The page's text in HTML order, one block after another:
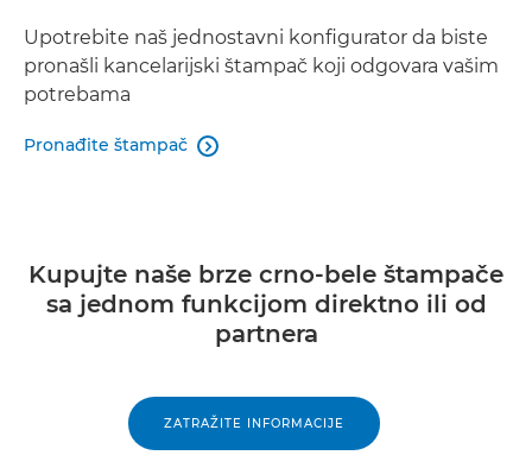
Upotrebite naš jednostavni konfigurator da biste
pronašli kancelarijski štampač koji odgovara vašim
potrebama
Pronađite štampač 
Kupujte naše brze crno-bele štampače
sa jednom funkcijom direktno ili od
partnera
ZATRAŽITE INFORMACIJE